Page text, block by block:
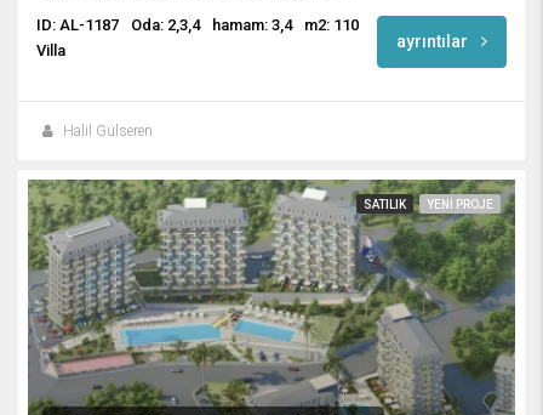
ID: AL-1187 Oda: 2,3,4 hamam: 3,4
m2: 110
Villa
ayrıntılar
Halil Gülseren
SATILIK YENI PROJE